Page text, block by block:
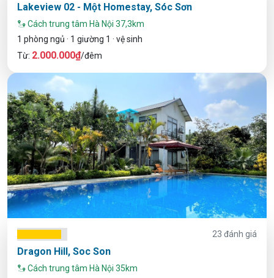
Lakeview 02 - Một Homestay, Sóc Sơn
Cách trung tâm Hà Nội 37,3km
1 phòng ngủ · 1 giường 1 · vệ sinh
Từ: 2.000.000₫/đêm
23 đánh giá
Dragon Hill, Soc Son
Cách trung tâm Hà Nội 35km